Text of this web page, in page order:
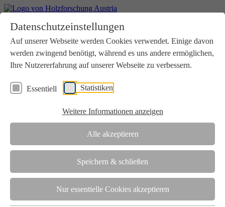
Datenschutzeinstellungen
Auf unserer Webseite werden Cookies verwendet. Einige davon
werden zwingend benötigt, während es uns andere ermöglichen,
Ihre Nutzererfahrung auf unserer Webseite zu verbessern.
Essentiell Statistiken
Weitere Informationen anzeigen
Alle akzeptieren
Speichern & schließen
Nur essentielle Cookies akzeptieren
Aktuelles
Downloads
Kontakt
Login
Verein
Wir unterstützen die Interessen der Holzbranche in enger
Zusammenarbeit mit Wissenschaft und Wirtschaft.
Die Holzforschung Austria ist akkreditierte Prüf-, Inspektions- und
Team
Unsere gesamte Kompetenz ist in unseren Mitarbeiter:innen
gebündelt